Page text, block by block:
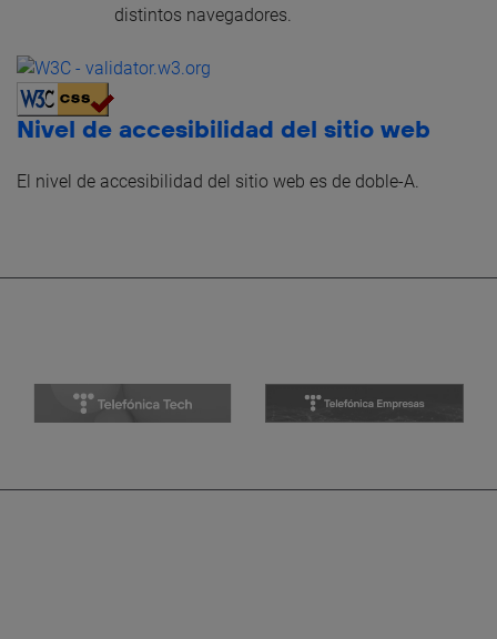
distintos navegadores.
Nivel de accesibilidad del sitio web
El nivel de accesibilidad del sitio web es de doble-A.